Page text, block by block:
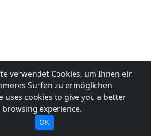
verwendet Cookies, um Ihnen ein
Surfen zu ermöglichen.
uses cookies to give you a better
browsing experience.
OK